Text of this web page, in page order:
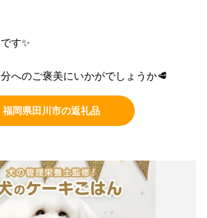
す✨
へのご褒美にいかがでしょうか🥩
福岡県田川市の返礼品